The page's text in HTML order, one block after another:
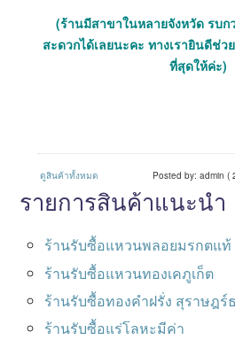
(ร้านมีสาขาในหลายจังหวัด รบก
สะดวกได้เลยนะคะ ทางเรายินดีช่
ที่สุดให้ค่ะ)
ดูสินค้าทั้งหมด Posted by: admin (
รายการสินค้าแนะนำ
ร้านรับซื้อแหวนพลอยมรกตแท้
ร้านรับซื้อแหวนทองเคภูเก็ต
ร้านรับซื้อทองคำฝรั่ง สุราษฎร์
ร้านรับซื้อแร่โลหะมีค่า